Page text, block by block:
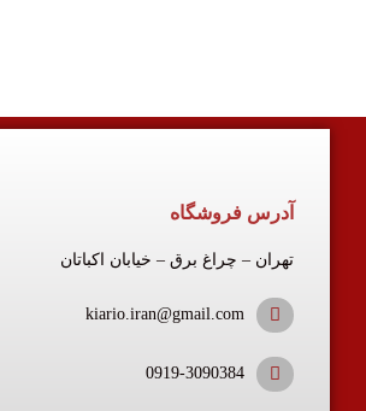
آدرس فروشگاه
تهران – چراغ برق – خیابان اکباتان
kiario.iran@gmail.com
0919-3090384